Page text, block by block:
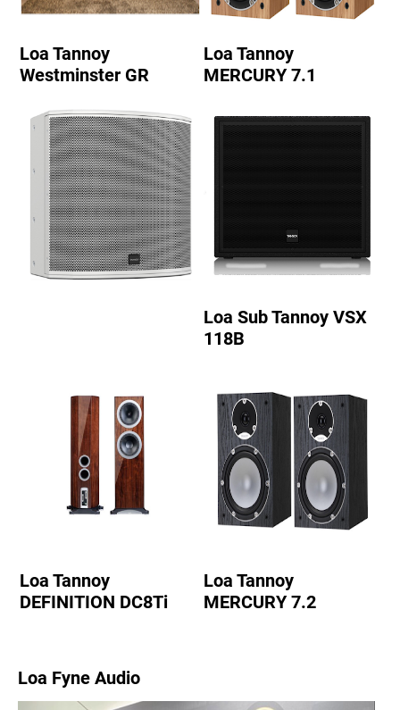
Loa Tannoy
Westminster GR
Loa Tannoy
MERCURY 7.1
Loa Sub Tannoy VSX
118B
Loa Tannoy
DEFINITION DC8Ti
Loa Tannoy
MERCURY 7.2
Loa Fyne Audio